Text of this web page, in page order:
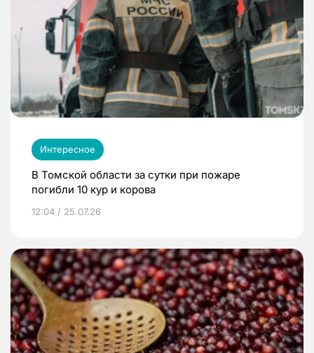
Интересное
В Томской области за сутки при пожаре
погибли 10 кур и корова
12:04 / 25.07.26